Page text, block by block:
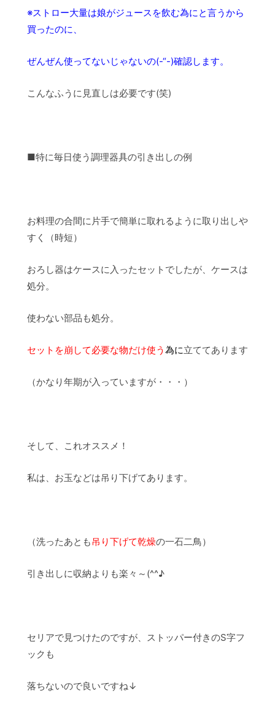
※ストロー大量は娘がジュースを飲む為にと言うから
買ったのに、
ぜんぜん使ってないじゃないの(-“-)確認します。
こんなふうに見直しは必要です(笑)
■特に毎日使う調理器具の引き出しの例
お料理の合間に片手で簡単に取れるように取り出しや
すく（時短）
おろし器はケースに入ったセットでしたが、ケースは
処分。
使わない部品も処分。
セットを崩して必要な物だけ使う 為に立ててあります
（かなり年期が入っていますが・・・）
そして、これオススメ！
私は、お玉などは吊り下げてあります。
（洗ったあとも吊り下げて乾燥の一石二鳥）
引き出しに収納よりも楽々～(^^♪
セリアで見つけたのですが、ストッパー付きのS字フ
ックも
落ちないので良いですね↓